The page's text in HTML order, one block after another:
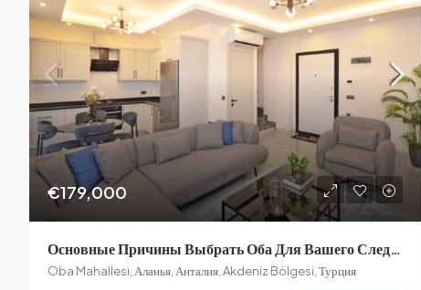
€179,000
Основные Причины Выбрать Оба Для Вашего Следующего Дома: Удобства И Образ Жизни
Oba Mahallesi, Аланья, Анталия, Akdeniz Bölgesi, Турция